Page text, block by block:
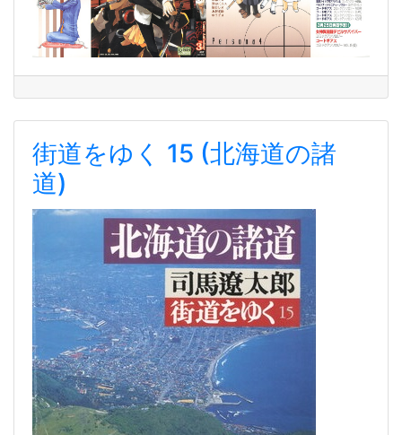
街道をゆく 15 (北海道の諸
道)